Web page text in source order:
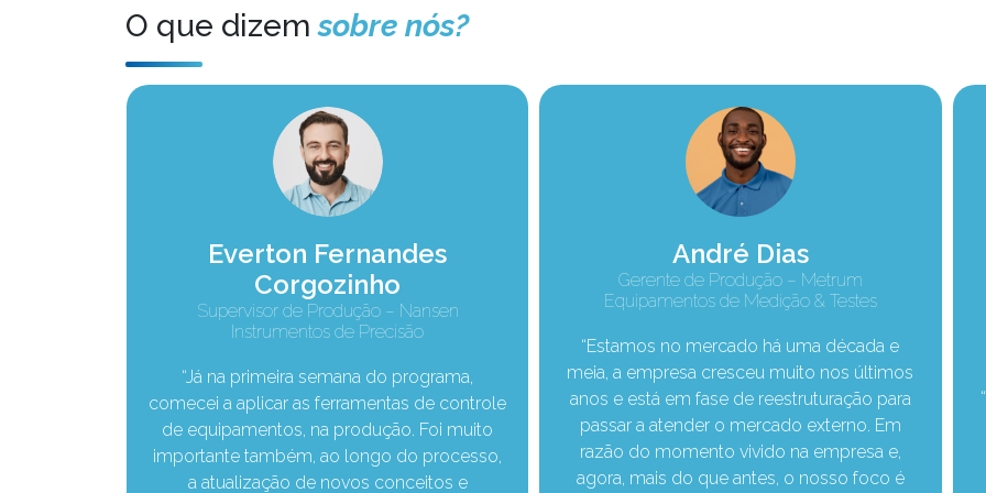
O que dizem sobre nós?
Everton Fernandes
Corgozinho
Supervisor de Produção – Nansen
Instrumentos de Precisão
“Já na primeira semana do programa,
comecei a aplicar as ferramentas de controle
de equipamentos, na produção. Foi muito
importante também, ao longo do processo,
a atualização de novos conceitos e
André Dias
Gerente de Produção – Metrum
Equipamentos de Medição & Testes
“Estamos no mercado há uma década e
meia, a empresa cresceu muito nos últimos
anos e está em fase de reestruturação para
passar a atender o mercado externo. Em
razão do momento vivido na empresa e,
agora, mais do que antes, o nosso foco é